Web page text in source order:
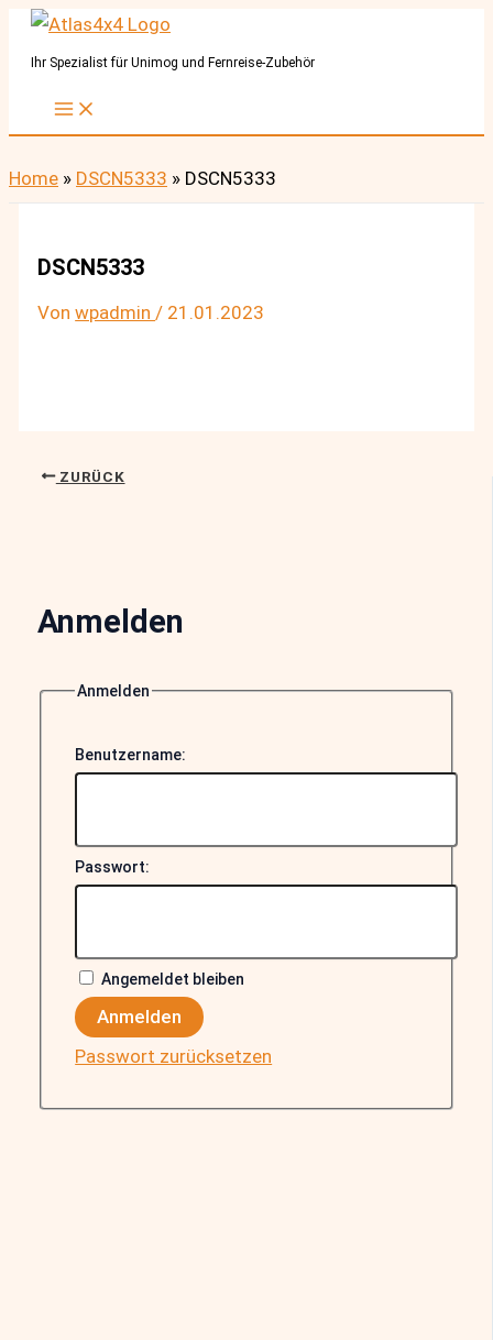
Zum
InhaltIhr Spezialist für Unimog und Fernreise-Zubehör
Home » DSCN5333 » DSCN5333
DSCN5333
Vonwpadmin/ 21.01.2023
ZURÜCK
Anmelden
Anmelden
Benutzername:
Passwort:
Angemeldet bleiben
Anmelden
Passwort zurücksetzen